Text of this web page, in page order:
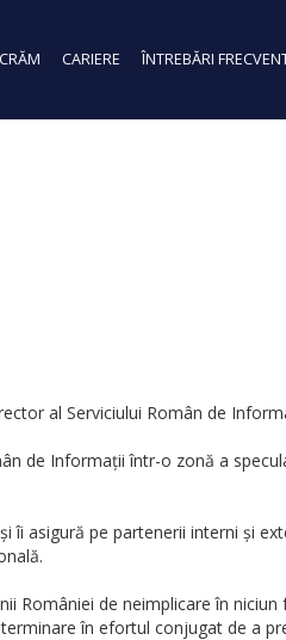
CARIERE ÎNTREBĂRI
al Serviciului Român de
de Informații într-o zonă a
îi asigură pe partenerii interni și
României de neimplicare în
în efortul conjugat de a